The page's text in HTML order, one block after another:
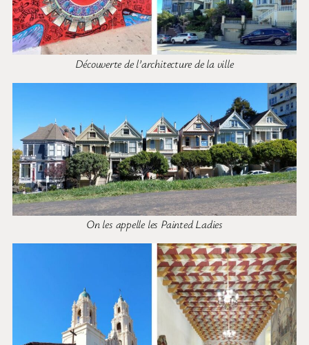
Découverte de l’architecture de la ville
On les appelle les Painted Ladies